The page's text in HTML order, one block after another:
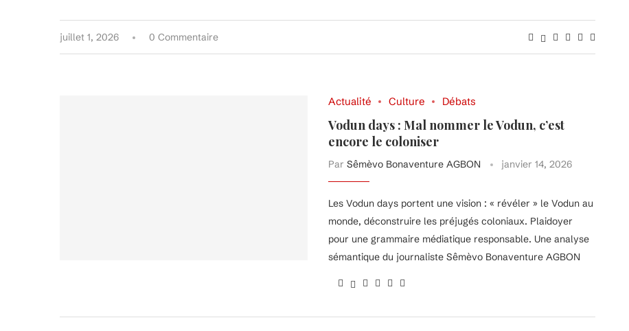
juillet 1, 2026 0 Commentaire
Actualité Culture Débats
Vodun days : Mal nommer le Vodun, c’est
encore le coloniser
Par Sêmèvo Bonaventure AGBON janvier 14, 2026
Les Vodun days portent une vision : « révéler » le Vodun au
monde, déconstruire les préjugés coloniaux. Plaidoyer
pour une grammaire médiatique responsable. Une analyse
sémantique du journaliste Sêmèvo Bonaventure AGBON